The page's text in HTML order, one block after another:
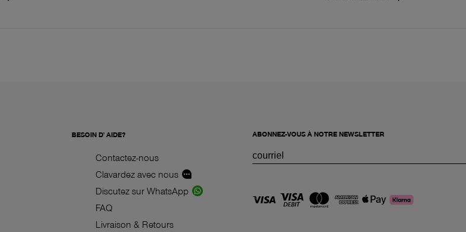
BESOIN D' AIDE?
Contactez-nous
Clavardez avec nous
Discutez sur WhatsApp
FAQ
Livraison & Retours
ABONNEZ-VOUS À NOTRE NEWSLETTER